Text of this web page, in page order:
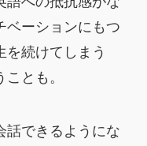
ベーションにもつ
を続けてしまう
とも。
話できるようにな